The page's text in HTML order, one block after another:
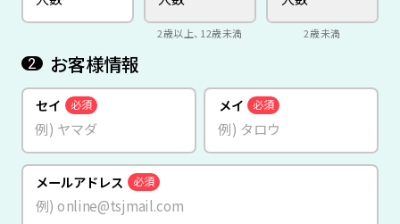
2歳以上、12歳未満 2歳未満
2 お客様情報
セイ 必須 メイ 必須
メールアドレス 必須